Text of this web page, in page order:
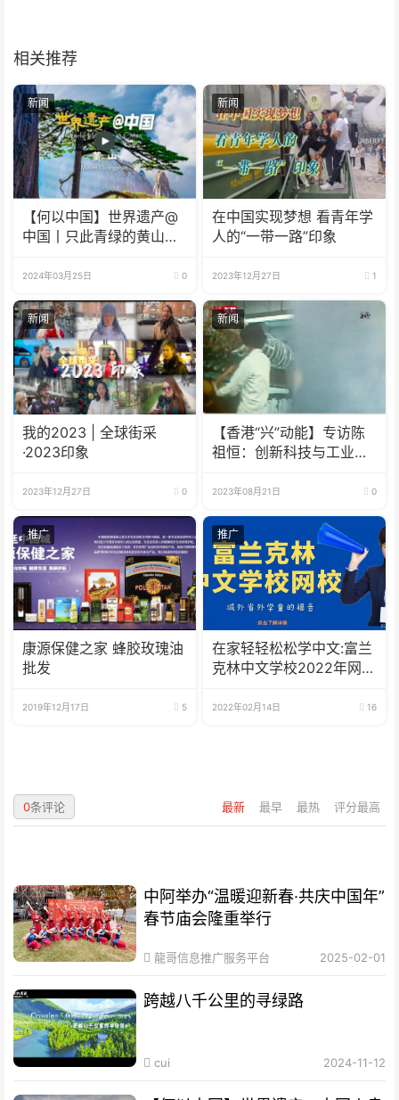
相关推荐
新闻
【何以中国】世界遗产@
中国丨只此青绿的黄山如
2024年03月25日 0
新闻
在中国实现梦想 看青年学
人的“一带一路”印象
2023年12月27日 1
新闻
我的2023 | 全球街采
·2023印象
2023年12月27日 0
新闻
【香港“兴”动能】专访陈
祖恒：创新科技与工业制
待香港发展
2023年08月21日 0
推广
康源保健之家 蜂胶玫瑰油
批发
2019年12月17日 5
推广
在家轻轻松松学中文:富兰
克林中文学校2022年网校
2022年02月14日 16
最新 最早 最热 评分最高
0条评论
中阿举办“温暖迎新春·共庆中国年”
春节庙会隆重举行
龍哥信息推广服务平台 2025-02-01
跨越八千公里的寻绿路
cui 2024-11-12